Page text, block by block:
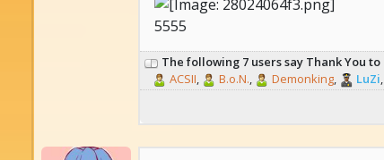
5555
The following 7 users say Thank You to
ACSII, B.o.N., Demonking, LuZi,